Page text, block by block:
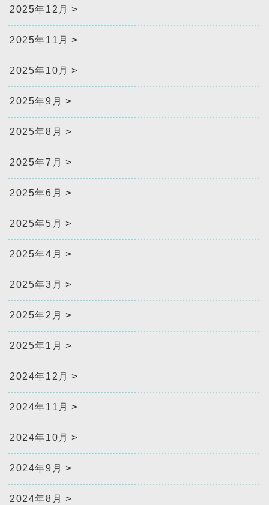
2025年12月
2025年11月
2025年10月
2025年9月
2025年8月
2025年7月
2025年6月
2025年5月
2025年4月
2025年3月
2025年2月
2025年1月
2024年12月
2024年11月
2024年10月
2024年9月
2024年8月